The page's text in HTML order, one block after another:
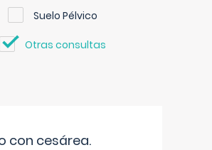
Suelo Pélvico
Otras consultas
con cesárea.